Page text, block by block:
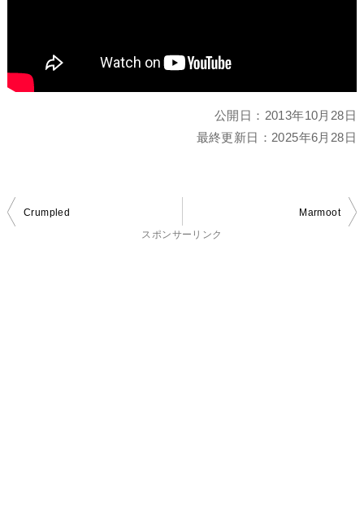
公開日： 2013年10月28日
最終更新日： 2025年6月28日
投
Crumpled
Marmoot
スポンサーリンク